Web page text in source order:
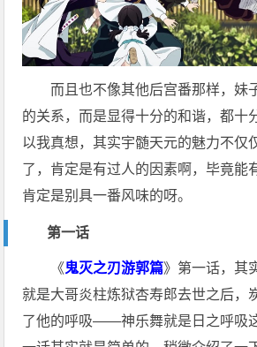
而且也不像其他后宫番那样，妹
的关系，而是显得十分的和谐，都十
以我真想，其实宇髄天元的魅力不仅
了，肯定是有过人的因素啊，毕竟能
肯定是别具一番风味的呀。
第一话
《鬼灭之刃游郭篇》第一话，其
就是大哥炎柱炼狱杏寿郎去世之后，
了他的呼吸——神乐舞就是日之呼吸